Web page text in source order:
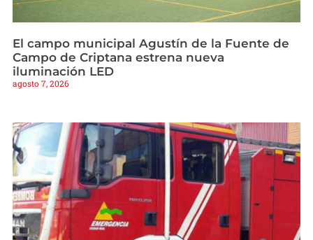
El campo municipal Agustín de la Fuente de
Campo de Criptana estrena nueva
iluminación LED
agosto 7, 2026